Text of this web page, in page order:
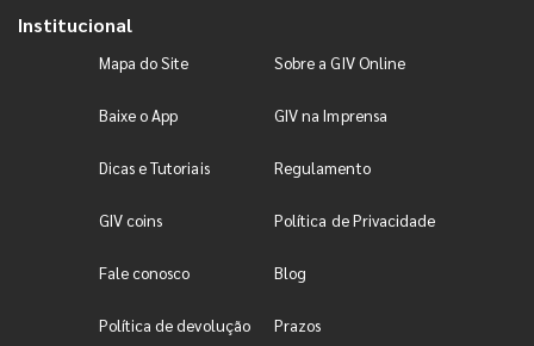
Institucional
Mapa do Site Sobre a GIV Online
Baixe o App GIV na Imprensa
Dicas e Tutoriais Regulamento
GIV coins Política de Privacidade
Fale conosco Blog
Política de devolução Prazos